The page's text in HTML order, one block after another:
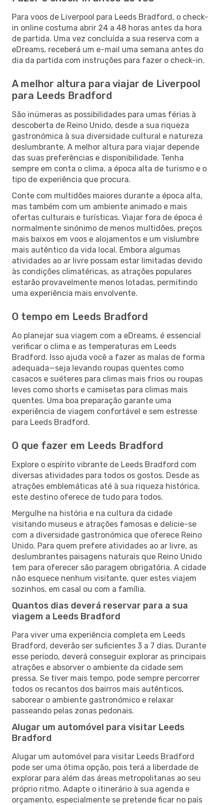
Para voos de Liverpool para Leeds Bradford, o check-
in online costuma abrir 24 a 48 horas antes da hora
de partida. Uma vez concluída a sua reserva com a
eDreams, receberá um e-mail uma semana antes do
dia da partida com instruções para fazer o check-in.
A melhor altura para viajar de Liverpool
para Leeds Bradford
São inúmeras as possibilidades para umas férias à
descoberta de Reino Unido, desde a sua riqueza
gastronómica à sua diversidade cultural e natureza
deslumbrante. A melhor altura para viajar depende
das suas preferências e disponibilidade. Tenha
sempre em conta o clima, a época alta de turismo e o
tipo de experiência que procura.
Conte com multidões maiores durante a época alta,
mas também com um ambiente animado e mais
ofertas culturais e turísticas. Viajar fora de época é
normalmente sinónimo de menos multidões, preços
mais baixos em voos e alojamentos e um vislumbre
mais autêntico da vida local. Embora algumas
atividades ao ar livre possam estar limitadas devido
às condições climatéricas, as atrações populares
estarão provavelmente menos lotadas, permitindo
uma experiência mais envolvente.
O tempo em Leeds Bradford
Ao planejar sua viagem com a eDreams, é essencial
verificar o clima e as temperaturas em Leeds
Bradford. Isso ajuda você a fazer as malas de forma
adequada—seja levando roupas quentes como
casacos e suéteres para climas mais frios ou roupas
leves como shorts e camisetas para climas mais
quentes. Uma boa preparação garante uma
experiência de viagem confortável e sem estresse
para Leeds Bradford.
O que fazer em Leeds Bradford
Explore o espírito vibrante de Leeds Bradford com
diversas atividades para todos os gostos. Desde as
atrações emblemáticas até à sua riqueza histórica,
este destino oferece de tudo para todos.
Mergulhe na história e na cultura da cidade
visitando museus e atrações famosas e delicie-se
com a diversidade gastronómica que oferece Reino
Unido. Para quem prefere atividades ao ar livre, as
deslumbrantes paisagens naturais que Reino Unido
tem para oferecer são paragem obrigatória. A cidade
não esquece nenhum visitante, quer estes viajem
sozinhos, em casal ou com a família.
Quantos dias deverá reservar para a sua
viagem a Leeds Bradford
Para viver uma experiência completa em Leeds
Bradford, deverão ser suficientes 3 a 7 dias. Durante
esse período, deverá conseguir explorar as principais
atrações e absorver o ambiente da cidade sem
pressa. Se tiver mais tempo, pode sempre percorrer
todos os recantos dos bairros mais autênticos,
saborear o ambiente gastronómico e relaxar
passeando pelas zonas pedonais.
Alugar um automóvel para visitar Leeds
Bradford
Alugar um automóvel para visitar Leeds Bradford
pode ser uma ótima opção, pois terá a liberdade de
explorar para além das áreas metropolitanas ao seu
próprio ritmo. Adapte o itinerário à sua agenda e
orçamento, especialmente se pretende ficar no país